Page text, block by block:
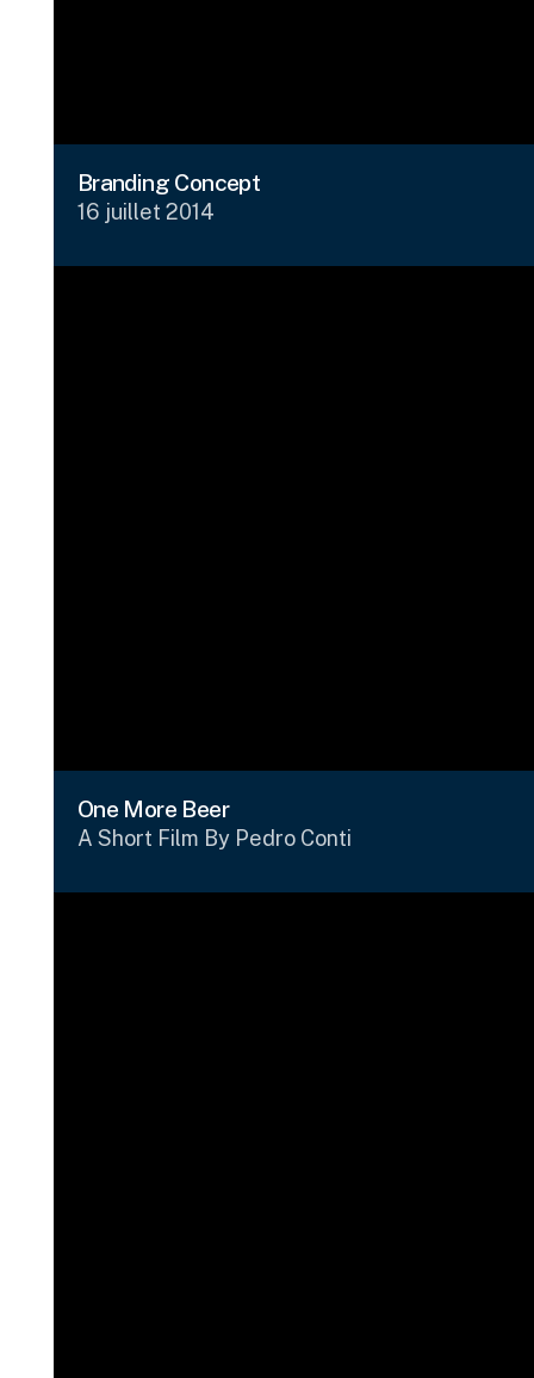
Branding Concept
16 juillet 2014
One More Beer
A Short Film By Pedro Conti